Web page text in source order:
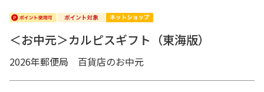
＜お中元＞カルピスギフト（東海版）
2026年郵便局 百貨店のお中元